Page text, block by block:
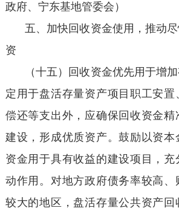
政府、宁东基地管委会）
五、加快回收资金使用，推动
资
（十五）回收资金优先用于增
定用于盘活存量资产项目职工安置
偿还等支出外，应确保回收资金精
建设，形成优质资产。鼓励以资本
资金用于具有收益的建设项目，
动作用。对地方政府债务率较高、
较大的地区，盘活存量公共资产回